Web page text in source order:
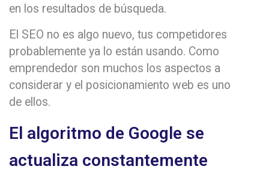
en los resultados de búsqueda.
El SEO no es algo nuevo, tus competidores
probablemente ya lo están usando. Como
emprendedor son muchos los aspectos a
considerar y el posicionamiento web es uno
de ellos.
El algoritmo de Google se
actualiza constantemente